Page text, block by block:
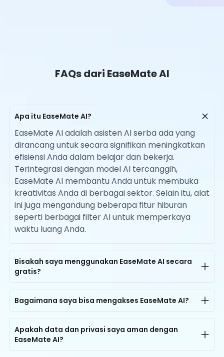
FAQs dari EaseMate AI
Apa itu EaseMate AI?
EaseMate AI adalah asisten AI serba ada yang
dirancang untuk secara signifikan meningkatkan
efisiensi Anda dalam belajar dan bekerja.
Terintegrasi dengan model AI tercanggih,
EaseMate AI membantu Anda untuk membuka
kreativitas Anda di berbagai sektor. Selain itu, alat
ini juga mengandung beberapa fitur hiburan
seperti berbagai filter AI untuk memperkaya
waktu luang Anda.
Bisakah saya menggunakan EaseMate AI secara
gratis?
semua pengguna. Setiap pengguna dapat
gratis per hari. Untuk pembuatan gambar AI,
semua orang dapat mencoba membuat gambar
Bagaimana saya bisa mengakses EaseMate AI?
smartphone. Anda dapat mengakses semua alat
AI di platform kami kapan saja dan di mana saja.
Apakah data dan privasi saya aman dengan
EaseMate AI?